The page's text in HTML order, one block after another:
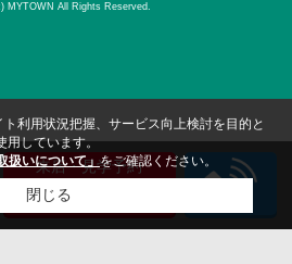
MYTOWN All Rights Reserved.
来店・見学予約
（無料）
利用状況把握、サービス向上検討を目的と
用しています。
扱いについて」をご確認ください。
閉じる